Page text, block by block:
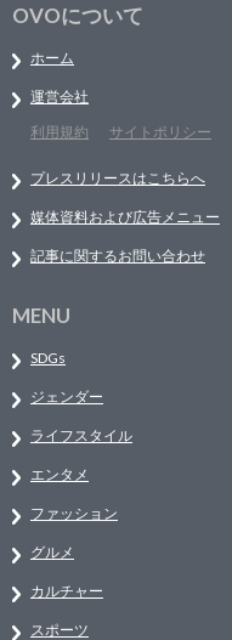
OVOについて
ホーム
運営会社
利用規約
サイトポリシー
プレスリリースはこちらへ
媒体資料および広告メニュー
記事に関するお問い合わせ
MENU
SDGs
ジェンダー
ライフスタイル
エンタメ
ファッション
グルメ
カルチャー
スポーツ